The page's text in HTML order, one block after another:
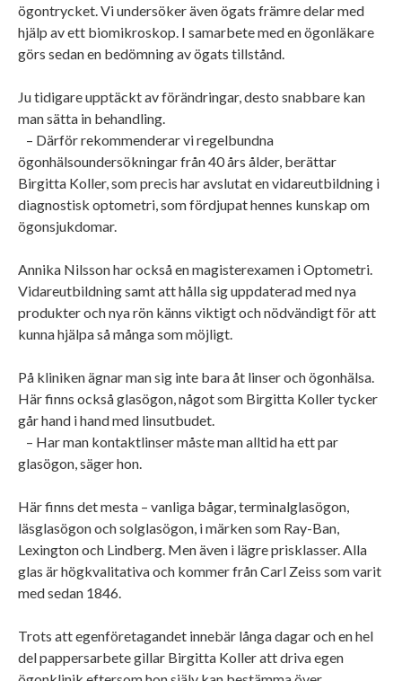
ögontrycket. Vi undersöker även ögats främre delar med
hjälp av ett biomikroskop. I samarbete med en ögonläkare
görs sedan en bedömning av ögats tillstånd.
Ju tidigare upptäckt av förändringar, desto snabbare kan
man sätta in behandling.
– Därför rekommenderar vi regelbundna
ögonhälsoundersökningar från 40 års ålder, berättar
Birgitta Koller, som precis har avslutat en vidareutbildning i
diagnostisk optometri, som fördjupat hennes kunskap om
ögonsjukdomar.
Annika Nilsson har också en magisterexamen i Optometri.
Vidareutbildning samt att hålla sig uppdaterad med nya
produkter och nya rön känns viktigt och nödvändigt för att
kunna hjälpa så många som möjligt.
På kliniken ägnar man sig inte bara åt linser och ögonhälsa.
Här finns också glasögon, något som Birgitta Koller tycker
går hand i hand med linsutbudet.
– Har man kontaktlinser måste man alltid ha ett par
glasögon, säger hon.
Här finns det mesta – vanliga bågar, terminalglasögon,
läsglasögon och solglasögon, i märken som Ray-Ban,
Lexington och Lindberg. Men även i lägre prisklasser. Alla
glas är högkvalitativa och kommer från Carl Zeiss som varit
med sedan 1846.
Trots att egenföretagandet innebär långa dagar och en hel
del pappersarbete gillar Birgitta Koller att driva egen